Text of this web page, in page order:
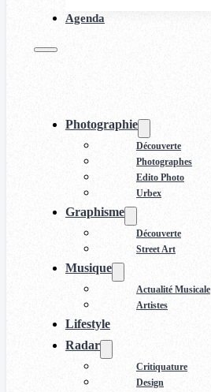
Agenda
Photographie
Découverte
Photographes
Edito Photo
Urbex
Graphisme
Découverte
Street Art
Musique
Actualité Musicale
Artistes
Lifestyle
Radar
Critiquature
Design